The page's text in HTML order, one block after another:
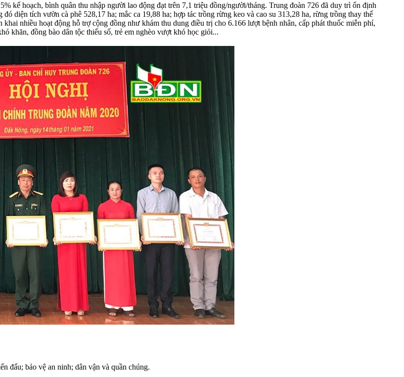
kế hoạch, bình quân thu nhập người lao động đạt trên 7,1 triệu đồng/người/tháng. Trung đoàn 726 đã duy trì ổn định
diện tích vườn cà phê 528,17 ha; mắc ca 19,88 ha; hợp tác trồng rừng keo và cao su 313,28 ha, rừng trồng thay thế
nhiều hoạt động hỗ trợ cộng đồng như khám thu dung điều trị cho 6.166 lượt bệnh nhân, cấp phát thuốc miễn phí,
khăn, đồng bào dân tộc thiểu số, trẻ em nghèo vượt khó học giỏi...
đấu; bảo vệ an ninh; dân vận và quần chúng.